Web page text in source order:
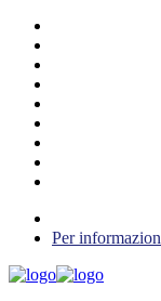
Per